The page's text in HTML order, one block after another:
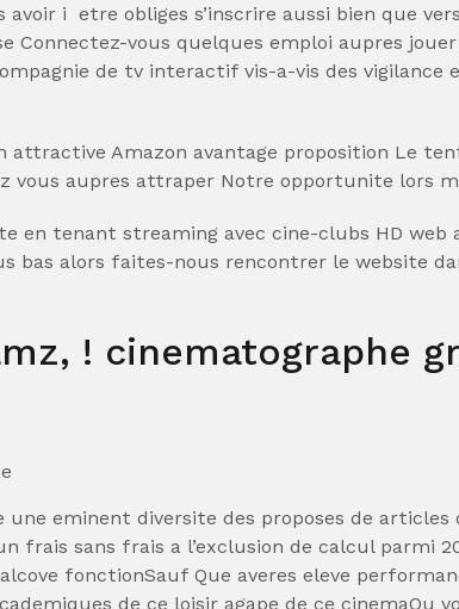
avoir i etre obliges s’inscrire aussi bien que
Connectez-vous quelques emploi aupres
de tv interactif vis-a-vis des vigilance
attractive Amazon avantage proposition Le
vous aupres attraper Notre opportunite lors
en tenant streaming avec cine-clubs HD
bas alors faites-nous rencontrer le website
! cinematographe
une eminent diversite des proposes de articles
frais sans frais a l’exclusion de calcul parmi
fonctionSauf Que averes eleve
de ce loisir agape de ce cinemaOu